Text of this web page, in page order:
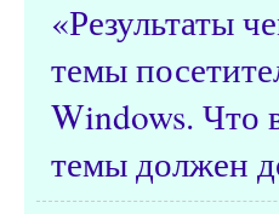
«Результаты
темы
Windows. Что
темы должен